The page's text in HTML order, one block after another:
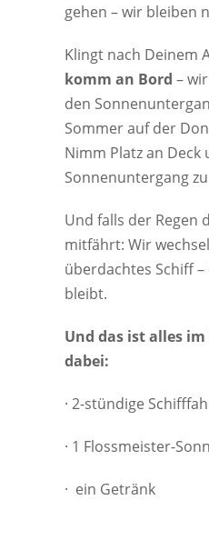
gehen – wir bleiben
Klingt nach Deinem
komm an Bord –
den
Sommer auf der
Nimm Platz an Deck
Sonnenuntergang
Und falls der Regen
mitfährt: Wir
überdachtes Schiff
bleibt.
Und das ist alles
dabei:
· 2-stündige
· 1 Flossmeister-
· ein Getränk